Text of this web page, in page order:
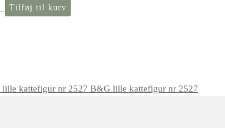
Tilføj til kurv
B&G lille kattefigur nr 2527